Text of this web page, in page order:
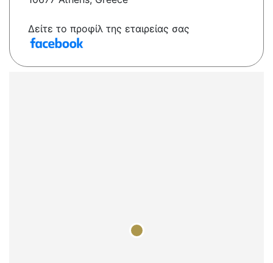
Δείτε το προφίλ της εταιρείας σας